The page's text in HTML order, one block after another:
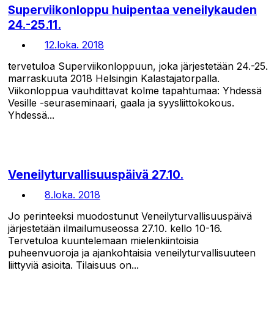
Superviikonloppu huipentaa veneilykauden
24.-25.11.
12.loka. 2018
tervetuloa Superviikonloppuun, joka järjestetään 24.-25.
marraskuuta 2018 Helsingin Kalastajatorpalla.
Viikonloppua vauhdittavat kolme tapahtumaa: Yhdessä
Vesille -seuraseminaari, gaala ja syysliittokokous.
Yhdessä...
Veneilyturvallisuuspäivä 27.10.
8.loka. 2018
Jo perinteeksi muodostunut Veneilyturvallisuuspäivä
järjestetään ilmailumuseossa 27.10. kello 10-16.
Tervetuloa kuuntelemaan mielenkiintoisia
puheenvuoroja ja ajankohtaisia veneilyturvallisuuteen
liittyviä asioita. Tilaisuus on...